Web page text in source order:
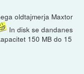
oldtajmerja Maxtor
In disk se dandanes
150 MB do 15